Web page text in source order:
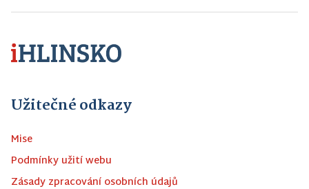
Užitečné odkazy
Mise
Podmínky užití webu
Zásady zpracování osobních údajů